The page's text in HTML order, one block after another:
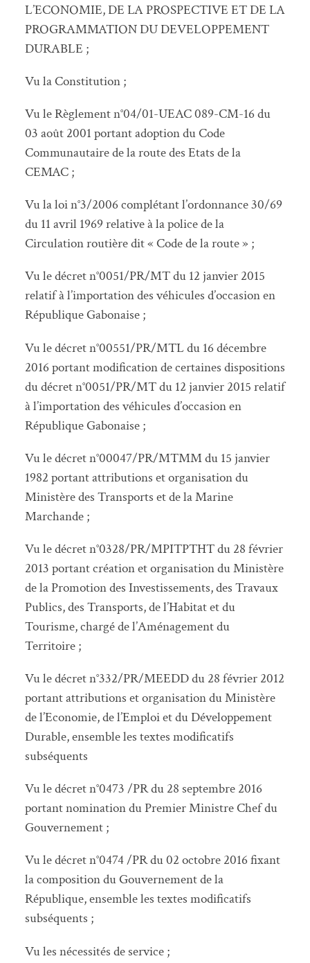
L’ECONOMIE, DE LA PROSPECTIVE ET DE LA
PROGRAMMATION DU DEVELOPPEMENT
DURABLE ;
Vu la Constitution ;
Vu le Règlement n°04/01-UEAC 089-CM-16 du
03 août 2001 portant adoption du Code
Communautaire de la route des Etats de la
CEMAC ;
Vu la loi n°3/2006 complétant l’ordonnance 30/69
du 11 avril 1969 relative à la police de la
Circulation routière dit « Code de la route » ;
Vu le décret n°0051/PR/MT du 12 janvier 2015
relatif à l’importation des véhicules d’occasion en
République Gabonaise ;
Vu le décret n°00551/PR/MTL du 16 décembre
2016 portant modification de certaines dispositions
du décret n°0051/PR/MT du 12 janvier 2015 relatif
à l’importation des véhicules d’occasion en
République Gabonaise ;
Vu le décret n°00047/PR/MTMM du 15 janvier
1982 portant attributions et organisation du
Ministère des Transports et de la Marine
Marchande ;
Vu le décret n°0328/PR/MPITPTHT du 28 février
2013 portant création et organisation du Ministère
de la Promotion des Investissements, des Travaux
Publics, des Transports, de l’Habitat et du
Tourisme, chargé de l’Aménagement du
Territoire ;
Vu le décret n°332/PR/MEEDD du 28 février 2012
portant attributions et organisation du Ministère
de l’Economie, de l’Emploi et du Développement
Durable, ensemble les textes modificatifs
subséquents
Vu le décret n°0473 /PR du 28 septembre 2016
portant nomination du Premier Ministre Chef du
Gouvernement ;
Vu le décret n°0474 /PR du 02 octobre 2016 fixant
la composition du Gouvernement de la
République, ensemble les textes modificatifs
subséquents ;
Vu les nécessités de service ;